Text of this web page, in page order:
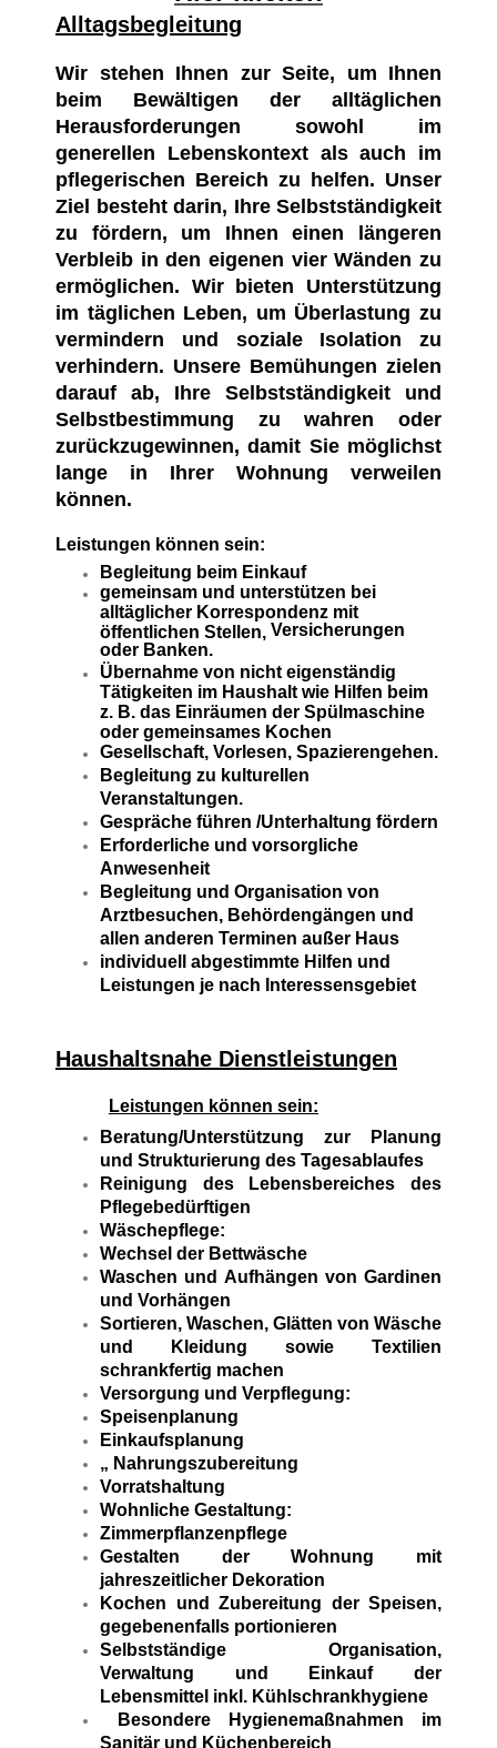
Alltagsbegleitung
Wir stehen Ihnen zur Seite, um Ihnen
beim Bewältigen der alltäglichen
Herausforderungen sowohl im
generellen Lebenskontext als auch im
pflegerischen Bereich zu helfen. Unser
Ziel besteht darin, Ihre Selbstständigkeit
zu fördern, um Ihnen einen längeren
Verbleib in den eigenen vier Wänden zu
ermöglichen. Wir bieten Unterstützung
im täglichen Leben, um Überlastung zu
vermindern und soziale Isolation zu
verhindern. Unsere Bemühungen zielen
darauf ab, Ihre Selbstständigkeit und
Selbstbestimmung zu wahren oder
zurückzugewinnen, damit Sie möglichst
lange in Ihrer Wohnung verweilen
können.
Leistungen können sein:
Begleitung beim Einkauf
gemeinsam und unterstützen bei
alltäglicher Korrespondenz mit
öffentlichen Stellen, Versicherungen
oder Banken.
Übernahme von nicht eigenständig
Tätigkeiten im Haushalt wie Hilfen beim
z. B. das Einräumen der Spülmaschine
oder gemeinsames Kochen
Gesellschaft, Vorlesen, Spazierengehen.
Begleitung zu kulturellen
Veranstaltungen.
Gespräche führen /Unterhaltung fördern
Erforderliche und vorsorgliche
Anwesenheit
Begleitung und Organisation von
Arztbesuchen, Behördengängen und
allen anderen Terminen außer Haus
individuell abgestimmte Hilfen und
Leistungen je nach Interessensgebiet
Haushaltsnahe Dienstleistungen
Leistungen können sein:
Beratung/Unterstützung zur Planung
und Strukturierung des Tagesablaufes
Reinigung des Lebensbereiches des
Pflegebedürftigen
Wäschepflege:
Wechsel der Bettwäsche
Waschen und Aufhängen von Gardinen
und Vorhängen
Sortieren, Waschen, Glätten von Wäsche
und Kleidung sowie Textilien
schrankfertig machen
Versorgung und Verpflegung:
Speisenplanung
Einkaufsplanung
„ Nahrungszubereitung
Vorratshaltung
Wohnliche Gestaltung:
Zimmerpflanzenpflege
Gestalten der Wohnung mit
jahreszeitlicher Dekoration
Kochen und Zubereitung der Speisen,
gegebenenfalls portionieren
Selbstständige Organisation,
Verwaltung und Einkauf der
Lebensmittel inkl. Kühlschrankhygiene
Besondere Hygienemaßnahmen im
Sanitär und Küchenbereich